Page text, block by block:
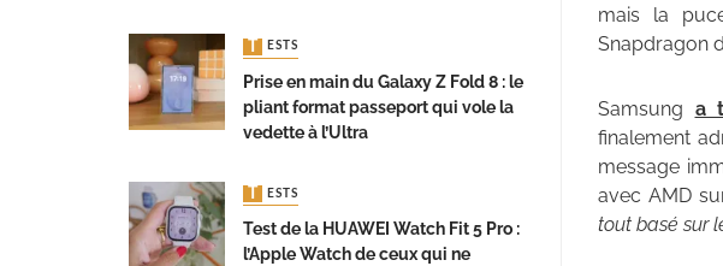
mais la
Snapdragon
Samsung a
finalement
message
avec AMD
tout basé sur
TESTS
Prise en main du Galaxy Z Fold 8 : le
pliant format passeport qui vole la
vedette à l’Ultra
TESTS
Test de la HUAWEI Watch Fit 5 Pro :
l’Apple Watch de ceux qui ne